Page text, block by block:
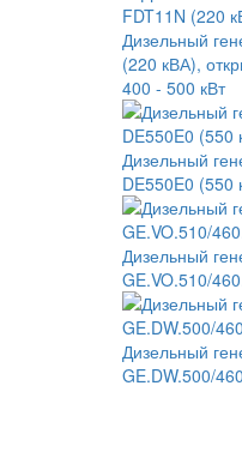
Дизельный
(220 кВА),
400 - 500 кВт
Дизельный
DE550E0 (550
Дизельный
GE.VO.510/
Дизельный
GE.DW.500/